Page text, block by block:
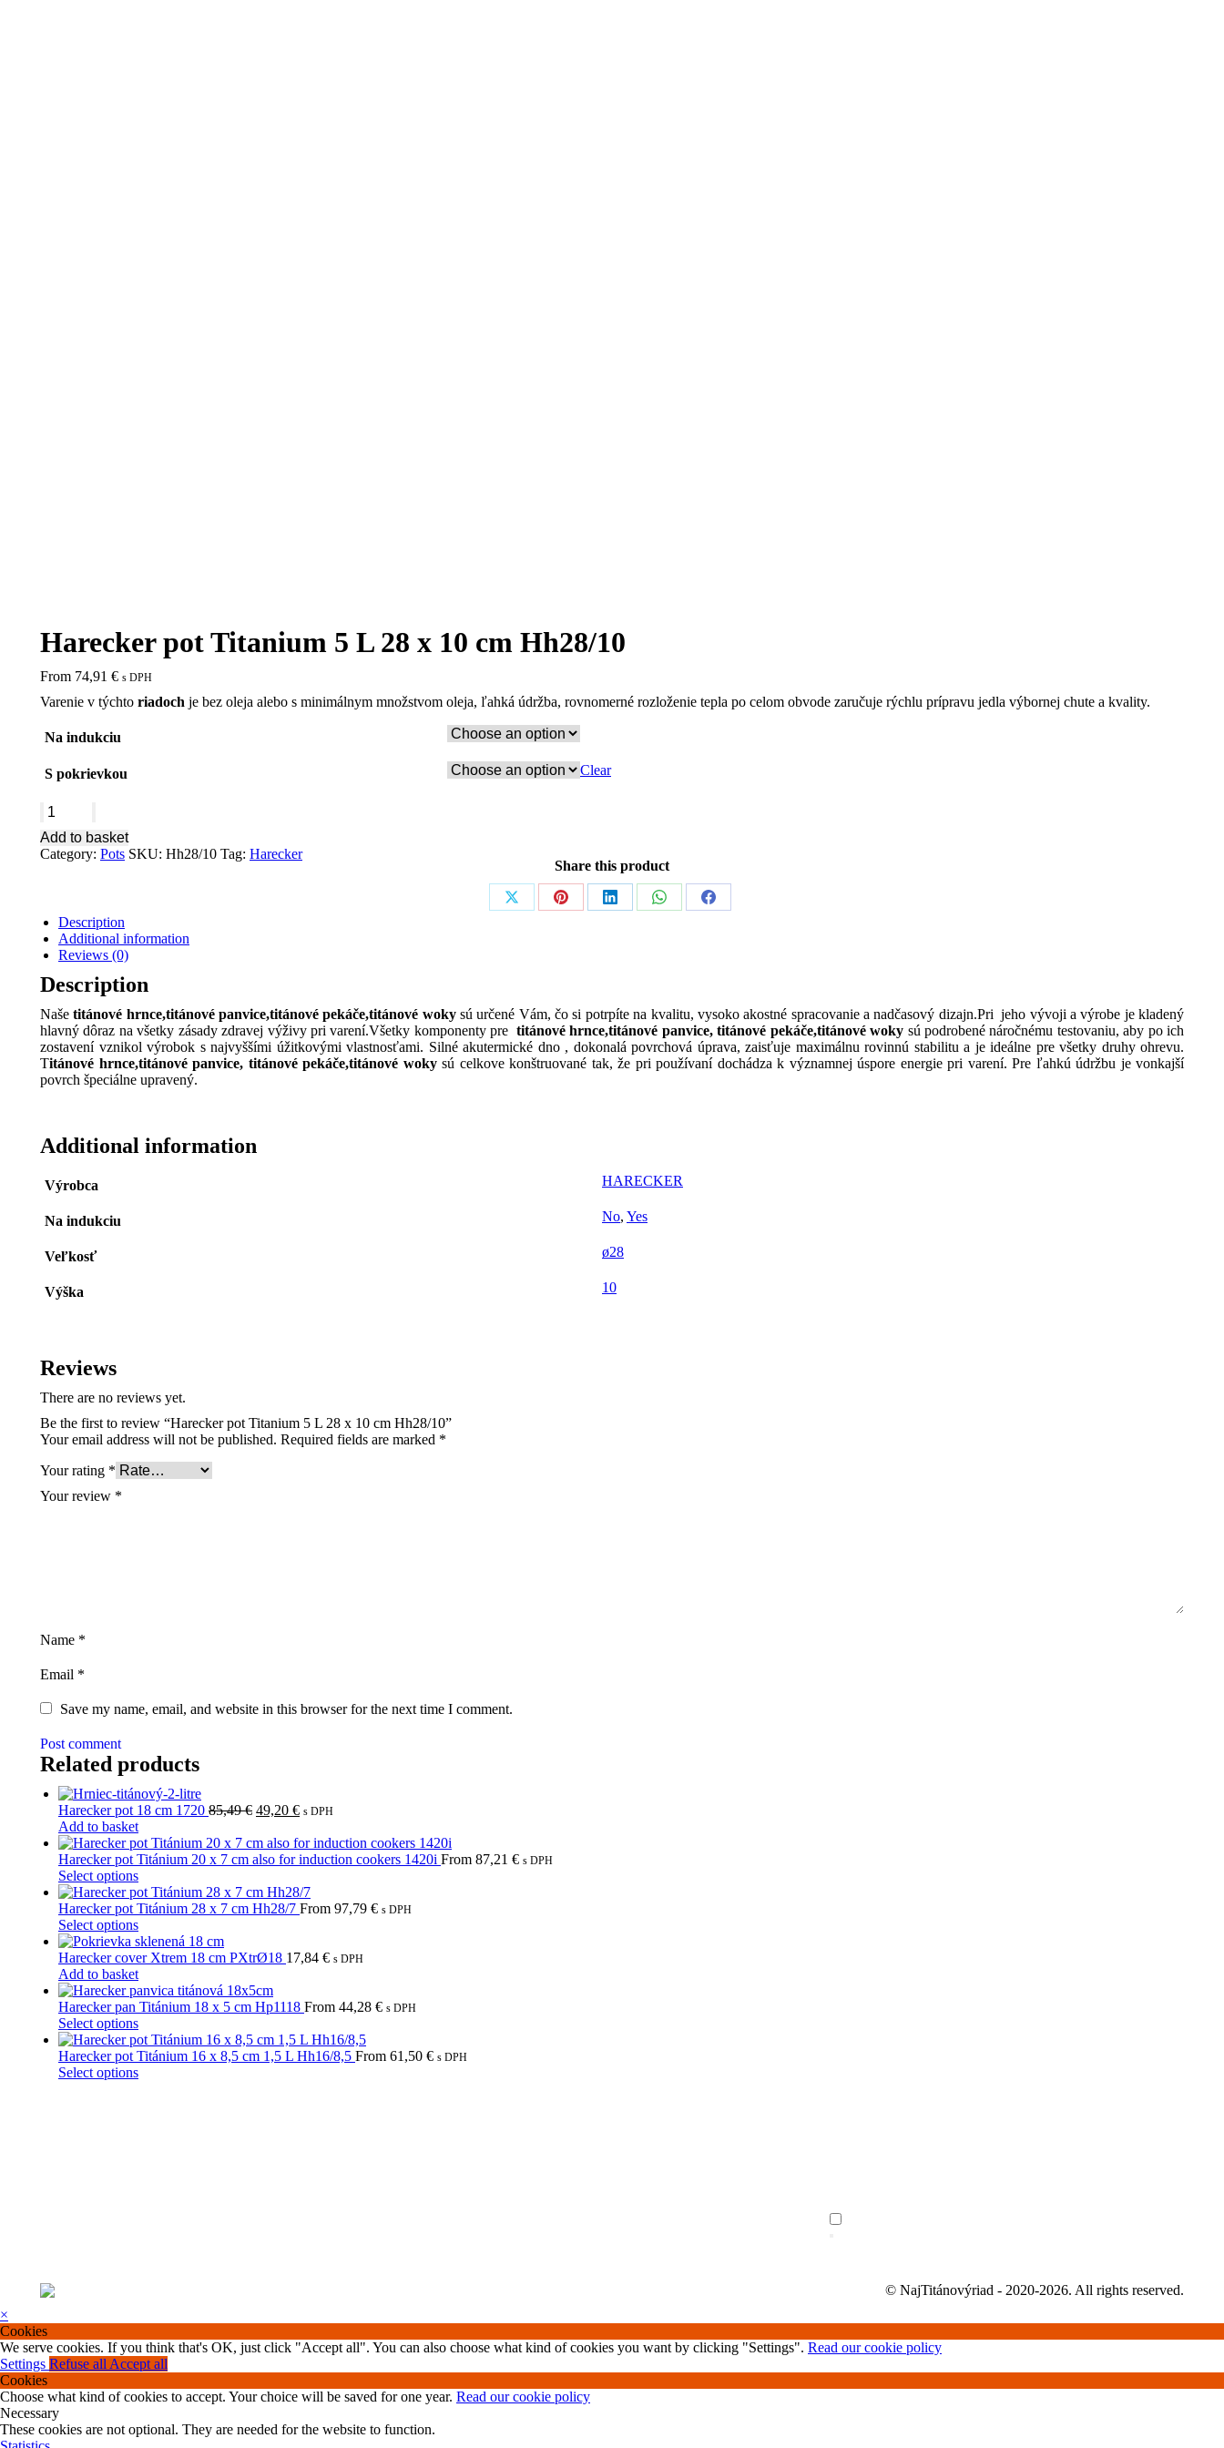
Harecker pot Titanium 5 L 28 x 10 cm Hh28/10
From 74,91 € s DPH
Varenie v týchto riadoch je bez oleja alebo s minimálnym množstvom oleja, ľahká údržba, rovnomerné rozloženie tepla po celom obvode zaručuje rýchlu prípravu jedla výbornej chute a kvality.
Na indukciu
S pokrievkou Clear
Harecker
Titanium
5
10
cm
Hh28/10
Add to basket
Category: Pots SKU: Hh28/10 Tag: Harecker
Share this product
Share
Share
Share
Share
Share
Description
Additional information
Reviews (0)
Description
Našetitánové hrnce,titánové panvice,titánové pekáče,titánové wokysú určené Vám, čo si potrpíte na kvalitu, vysoko akostné spracovanie a nadčasový dizajn.Pri jeho vývoji a výrobe je kladený
hlavný dôraz na všetky zásady zdravej výživy pri varení.Všetky komponenty pre titánové hrnce,titánové panvice, titánové pekáče,titánové woky sú podrobené náročnému testovaniu, aby po ich
zostavení vznikol výrobok s najvyššími úžitkovými vlastnosťami. Silné akutermické dno , dokonalá povrchová úprava, zaisťuje maximálnu rovinnú stabilitu a je ideálne pre všetky druhy ohrevu.
Titánové hrnce,titánové panvice, titánové pekáče,titánové wokysú celkove konštruované tak, že pri používaní dochádza k významnej úspore energie pri varení. Pre ľahkú údržbu je vonkajší
povrch špeciálne upravený.
Additional information
Výrobca HARECKER
Na indukciu No, Yes
Veľkosť ø28
Výška 10
Reviews
There are no reviews yet.
Be the first to review “Harecker pot Titanium 5 L 28 x 10 cm Hh28/10”
Your email address will not be published. Required fields are marked *
Your rating *
Your review *
Name *
Email *
Save my name, email, and website in this browser for the next time I comment.
Post comment
Related products
Harecker pot 18 cm 1720 85,49€ Original
was:
85,49 €.
49,20 €Current
is:
49,20 €.
s DPH
Add to basket
Harecker pot Titánium 20 x 7 cm also for induction cookers 1420i From 87,21 € s DPH
Select optionsThis
product
has
multiple
variants.
The
options
may
be
chosen
on
the
product
Harecker pot Titánium 28 x 7 cm Hh28/7 From 97,79 € s DPH
Select optionsThis
product
has
multiple
variants.
The
options
may
be
chosen
Harecker cover Xtrem 18 cm PXtrØ18 17,84 € s DPH
Add to basket
Harecker pan Titánium 18 x 5 cm Hp1118 From 44,28 € s DPH
Select optionsThis
product
has
multiple
Harecker pot Titánium 16 x 8,5 cm 1,5 L Hh16/8,5 From 61,50 € s DPH
Select optionsThis
© NajTitánovýriad - 2020-2026. All rights reserved.
×
Cookies
We serve cookies. If you think that's OK, just click "Accept all". You can also choose what kind of cookies you want by clicking "Settings". Read our cookie policy
Settings Refuse all Accept all
Cookies
Choose what kind of cookies to accept. Your choice will be saved for one year. Read our cookie policy
Necessary
These cookies are not optional. They are needed for the website to function.